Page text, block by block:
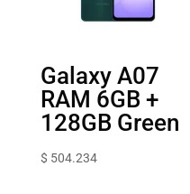
Galaxy A07
RAM 6GB +
128GB Green
$ 504.234